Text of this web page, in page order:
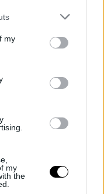
one or more Google
You may click to
third-party tags to
in below Google
my
my
the